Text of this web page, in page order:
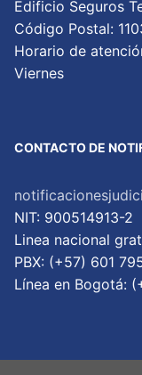
Edificio Seguros
Código Postal:
Horario de
Viernes
CONTACTO DE
NIT: 900514913-2
Linea nacional
PBX: (+57) 601
Lí­nea en Bogotá: